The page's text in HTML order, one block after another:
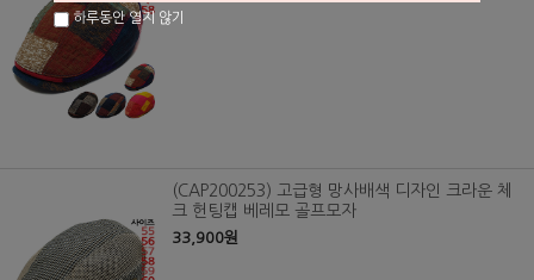
(CAP200253) 고급형 망사배색 디자인 크라운 체
크 헌팅캡 베레모 골프모자
33,900원
하루동안 열지 않기